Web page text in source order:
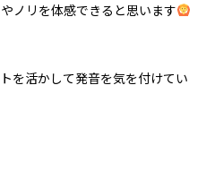
ノリを体感できると思います
を活かして発音を気を付けてい